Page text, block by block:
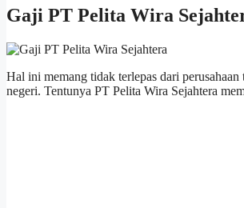
Gaji PT Pelita Wira
Hal ini memang tidak terlepas dari
negeri. Tentunya PT Pelita Wira Sejahtera